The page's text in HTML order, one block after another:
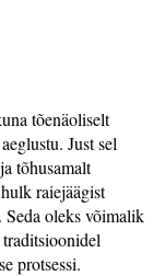
tõenäoliselt
Just sel
tõhusamalt
raiejäägist
Seda oleks võimalik
protsessi.